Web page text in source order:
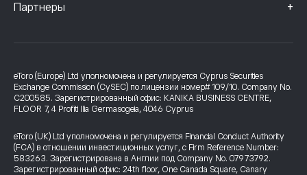
Партнеры +
eToro (Europe) Ltd уполномочена и регулируется Cyprus Securities
Exchange Commission (CySEC) по лицензии номер# 109/10. Company No.
C200585. Зарегистрированный офис: KANIKA BUSINESS CENTRE,
FLOOR 7, 4 Profiti Ilia Germasogeia, 4046 Cyprus
eToro (UK) Ltd уполномочена и регулируется Financial Conduct Authority
(FCA) в отношении инвестиционных услуг, с Firm Reference Number:
583263. Зарегистрирована в Англии под Company No. 07973792.
Зарегистрированный офис: 24th floor, One Canada Square, Canary